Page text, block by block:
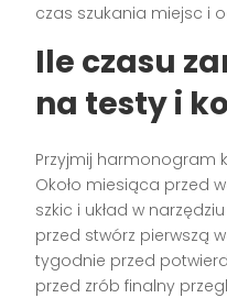
czas szukania miejsc i
Ile czasu
na testy i
Przyjmij harmonogram
Około miesiąca przed
szkic i układ w
przed stwórz pierwszą
tygodnie przed
przed zrób finalny